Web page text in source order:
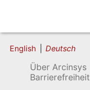
English Deutsch
Über Arcinsys
Barrierefreiheit